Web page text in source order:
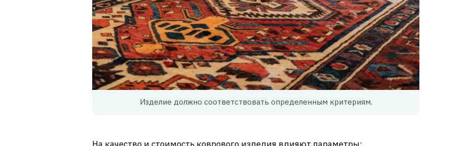
Изделие должно соответствовать определенным критериям.